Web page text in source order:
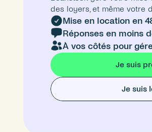
des loyers, et même votre
Mise en location en
Réponses en moins
À vos côtés pour
Je suis
Je suis